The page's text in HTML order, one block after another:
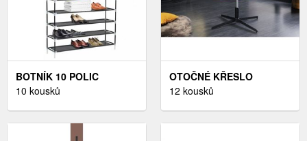
BOTNÍK 10 POLIC
DEKORHOME
10 kousků
OTOČNÉ KŘESLO
KOKALOS DEKORHOME
12 kousků